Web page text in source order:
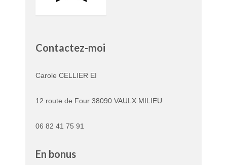
Contactez-moi
Carole CELLIER EI
12 route de Four 38090 VAULX MILIEU
06 82 41 75 91
En bonus